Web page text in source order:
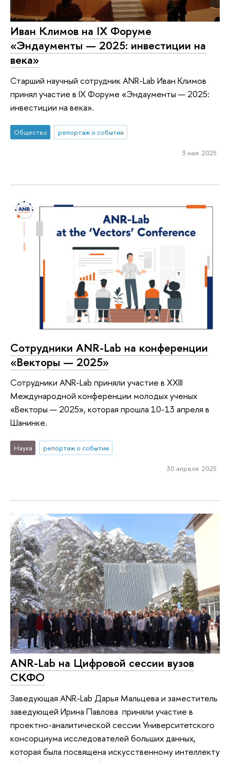
Иван Климов на IX Форуме
«Эндаументы — 2025: инвестиции на
века»
Старший научный сотрудник ANR-Lab Иван Климов
принял участие в IX Форуме «Эндаументы — 2025:
инвестиции на века».
Общество репортаж о событии
3 мая 2025
Сотрудники ANR-Lab на конференции
«Векторы — 2025»
Сотрудники ANR-Lab приняли участие в XXIII
Международной конференции молодых ученых
«Векторы — 2025», которая прошла 10-13 апреля в
Шанинке.
Наука репортаж о событии
30 апреля 2025
ANR-Lab на Цифровой сессии вузов
СКФО
Заведующая ANR-Lab Дарья Мальцева и заместитель
заведующей Ирина Павлова приняли участие в
проектно-аналитической сессии Университетского
консорциума исследователей больших данных,
которая была посвящена искусственному интеллекту